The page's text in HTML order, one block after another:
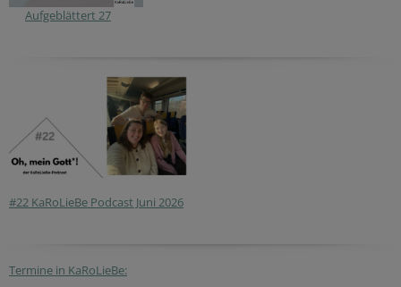
Aufgeblättert 27
#22 KaRoLieBe Podcast Juni 2026
Termine in KaRoLieBe: